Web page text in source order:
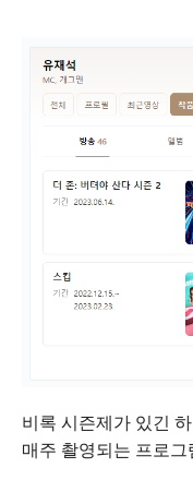
비록 시즌제가 있긴
매주 촬영되는 프로